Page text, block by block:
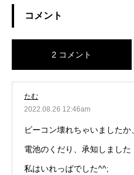
コメント
2 コメント
たむ
2022.08.26 12:46am
ビーコン壊れちゃいましたか
電池のくだり、承知しました
私はいれっぱでした^^;